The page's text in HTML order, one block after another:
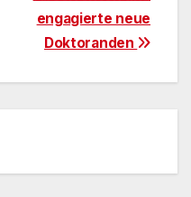
engagierte neue
Doktoranden